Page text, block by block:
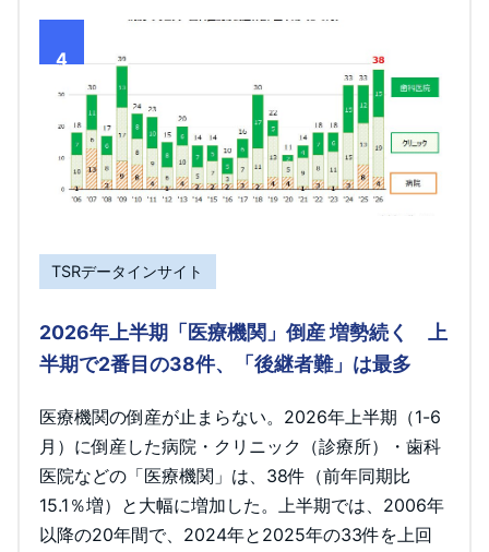
4
TSRデータインサイト
2026年上半期「医療機関」倒産 増勢続く 上
半期で2番目の38件、「後継者難」は最多
医療機関の倒産が止まらない。2026年上半期（1-6
月）に倒産した病院・クリニック（診療所）・歯科
医院などの「医療機関」は、38件（前年同期比
15.1％増）と大幅に増加した。上半期では、2006年
以降の20年間で、2024年と2025年の33件を上回